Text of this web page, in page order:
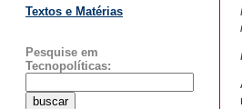
Textos e Matérias
Pesquise em
Tecnopolíticas: